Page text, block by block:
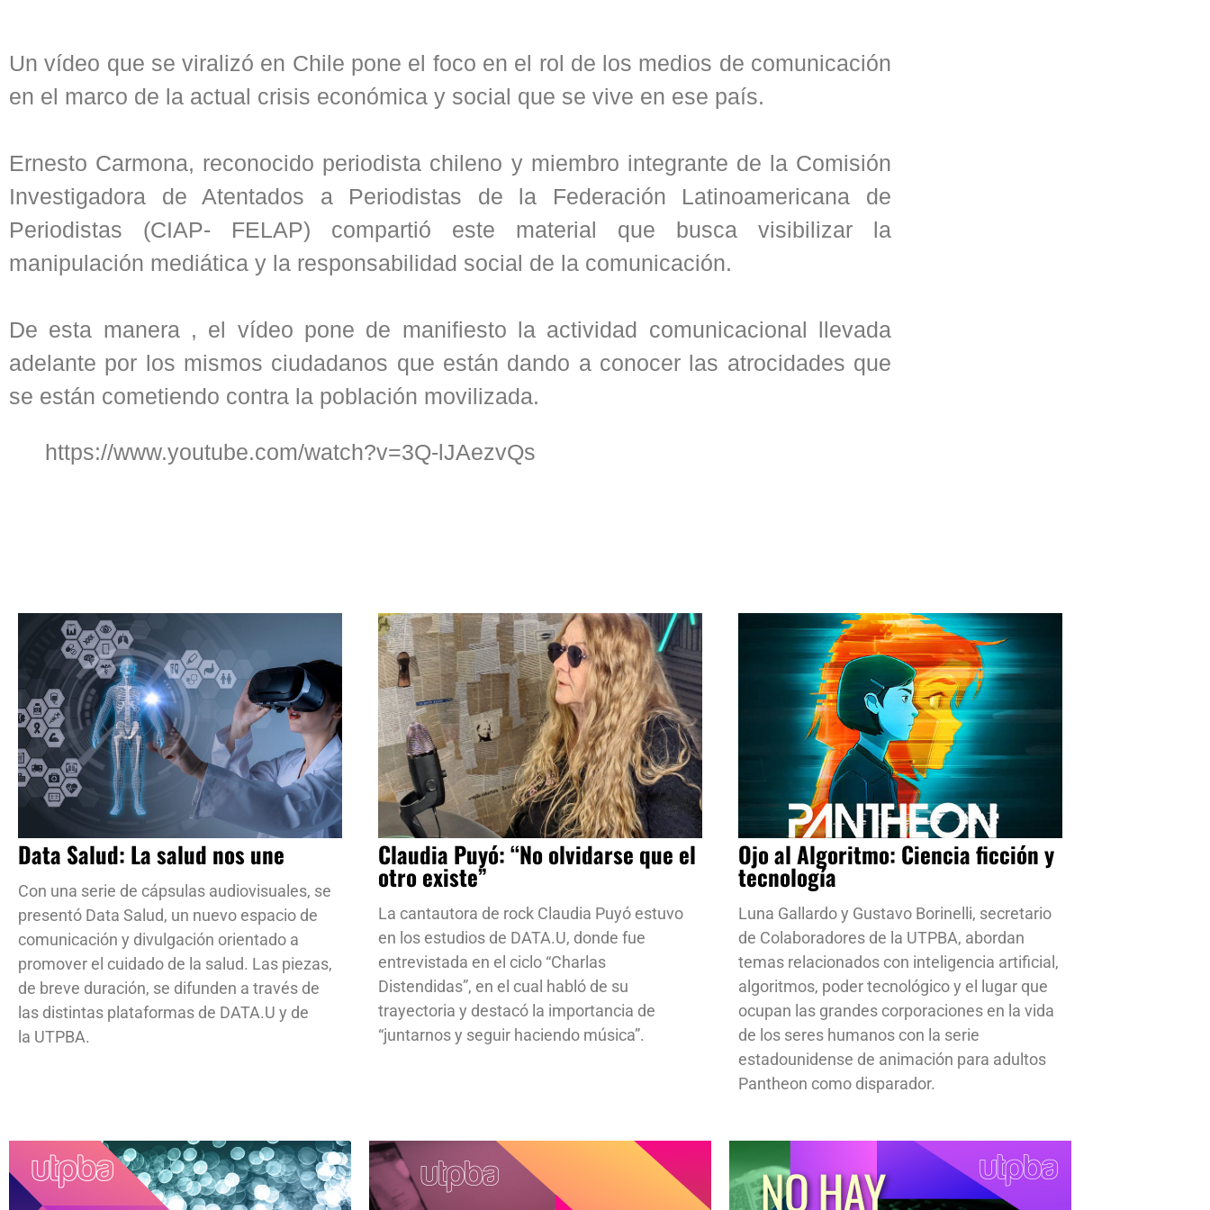
Un vídeo que se viralizó en Chile pone el foco en el rol de los medios de comunicación
en el marco de la actual crisis económica y social que se vive en ese país.
Ernesto Carmona, reconocido periodista chileno y miembro integrante de la Comisión
Investigadora de Atentados a Periodistas de la Federación Latinoamericana de
Periodistas (CIAP- FELAP) compartió este material que busca visibilizar la
manipulación mediática y la responsabilidad social de la comunicación.
De esta manera , el vídeo pone de manifiesto la actividad comunicacional llevada
adelante por los mismos ciudadanos que están dando a conocer las atrocidades que
se están cometiendo contra la población movilizada.
https://www.youtube.com/watch?v=3Q-lJAezvQs
Data Salud: La salud nos une
Con una serie de cápsulas audiovisuales, se
presentó Data Salud, un nuevo espacio de
comunicación y divulgación orientado a
promover el cuidado de la salud. Las piezas,
de breve duración, se difunden a través de
las distintas plataformas de DATA.U y de
la UTPBA.
Claudia Puyó: “No olvidarse que el
otro existe”
La cantautora de rock Claudia Puyó estuvo
en los estudios de DATA.U, donde fue
entrevistada en el ciclo “Charlas
Distendidas”, en el cual habló de su
trayectoria y destacó la importancia de
“juntarnos y seguir haciendo música”.
Ojo al Algoritmo: Ciencia ficción y
tecnología
Luna Gallardo y Gustavo Borinelli, secretario
de Colaboradores de la UTPBA, abordan
temas relacionados con inteligencia artificial,
algoritmos, poder tecnológico y el lugar que
ocupan las grandes corporaciones en la vida
de los seres humanos con la serie
estadounidense de animación para adultos
Pantheon como disparador.